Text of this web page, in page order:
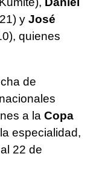
y José
quienes
de
a la Copa
especialidad,
22 de